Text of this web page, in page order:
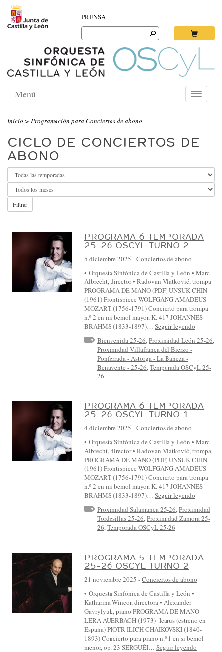
PRENSA
Search
for:
Toggle
Menú
O
R
Q
U
E
S
T
A
S
F
N
A
S
L
N
E
V
Inicio > Programación para Conciertos de abono
CICLO DE CONCIERTOS DE
ABONO
Filtrar
PROGRAMA 6 TEMPORADA
25-26 OSCYL TURNO 2
5 diciembre 2025 -Conciertos de abono
• Orquesta Sinfónica de Castilla y León • Marc
Albrecht, director • Radovan Vlatković, trompa
PROGRAMA DE MANO (PDF) UNSUK CHIN
(1961) Frontispiece WOLFGANG AMADEUS
MOZART (1756-1791) Concierto para trompa
n.º 2 en mi bemol mayor, K. 417 JOHANNES
BRAHMS (1833-1897)… Seguir leyendo
Bienvenida 25-26,Proximidad León 25-26,
Proximidad Villafranca del Bierzo -
Ponferrada - Astorga - La Bañeza -
Benavente - 25-26,Temporada OSCyL 25-
26
PROGRAMA 6 TEMPORADA
25-26 OSCYL TURNO 1
4 diciembre 2025 -Conciertos de abono
• Orquesta Sinfónica de Castilla y León • Marc
Albrecht, director • Radovan Vlatković, trompa
PROGRAMA DE MANO (PDF) UNSUK CHIN
(1961) Frontispiece WOLFGANG AMADEUS
MOZART (1756-1791) Concierto para trompa
n.º 2 en mi bemol mayor, K. 417 JOHANNES
BRAHMS (1833-1897)… Seguir leyendo
Proximidad Salamanca 25-26,Proximidad
Tordesillas 25-26,Proximidad Zamora 25-
26,Temporada OSCyL 25-26
PROGRAMA 5 TEMPORADA
25-26 OSCYL TURNO 2
21 noviembre 2025 -Conciertos de abono
• Orquesta Sinfónica de Castilla y León •
Katharina Wincor, directora • Alexander
Gavrylyuk, piano PROGRAMA DE MANO
LERA AUERBACH (1973) Icarus (estreno en
España) PIOTR ILICH CHAIKOVSKI (1840-
1893) Concierto para piano n.º 1 en si bemol
menor, op. 23 SERGUÉI… Seguir leyendo